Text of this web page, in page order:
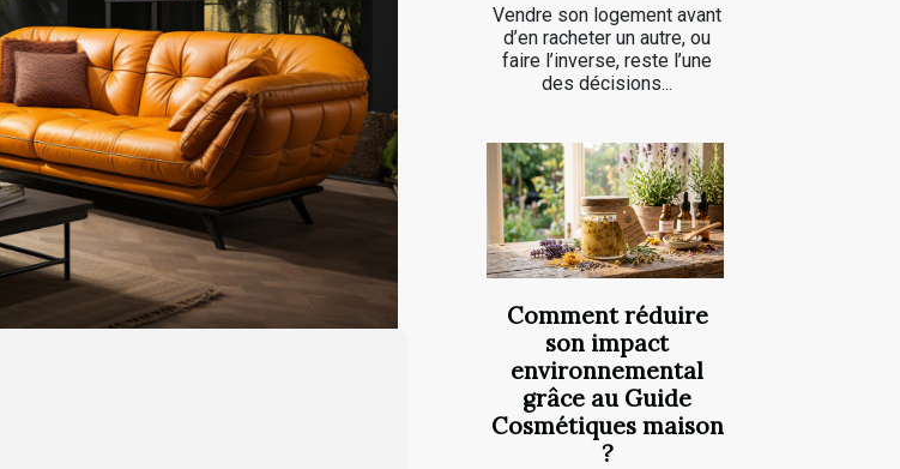
Vendre son logement avant
d’en racheter un autre, ou
faire l’inverse, reste l’une
des décisions...
Comment réduire
son impact
environnemental
grâce au Guide
Cosmétiques maison
?